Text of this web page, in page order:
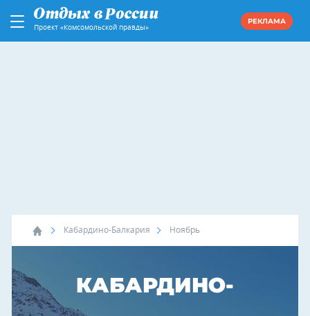
Проект «Комсомольской правды»
РЕКЛАМА
Кабардино-Балкария Ноябрь
КАБАРДИНО-